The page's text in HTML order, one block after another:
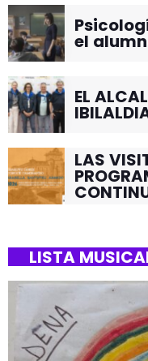
el
EL
LAS
LISTA